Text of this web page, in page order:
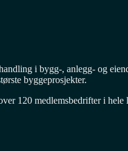
i bygg-, anlegg- og
byggeprosjekter.
120 medlemsbedrifter i hele